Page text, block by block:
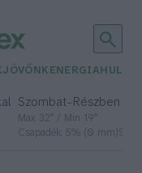
JÖVŐNK ENERGIA
Szombat– Részben
Max 32° / Min 19°
Csapadék: 5% (0 mm)